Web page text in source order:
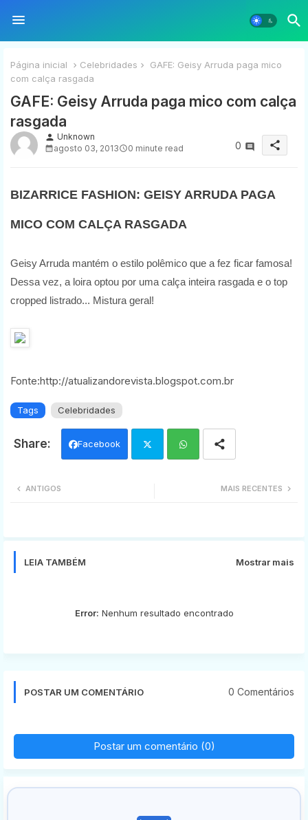
Página inicial Celebridades
GAFE: Geisy Arruda paga mico
com calça rasgada
GAFE: Geisy Arruda paga mico com calça
rasgada
person Unknown
agosto 03, 2013
0 minute read 0 share
BIZARRICE FASHION: GEISY ARRUDA PAGA
MICO COM CALÇA RASGADA
Geisy Arruda mantém o estilo polêmico que a fez ficar famosa!
Dessa vez, a loira optou por uma calça inteira rasgada e o top
cropped listrado... Mistura geral!
Fonte:http://atualizandorevista.blogspot.com.br
Tags Celebridades
Facebook
MAIS RECENTES
ANTIGOS
LEIA TAMBÉM Mostrar mais
Error: Nenhum resultado encontrado
POSTAR UM COMENTÁRIO 0 Comentários
Postar um comentário (0)